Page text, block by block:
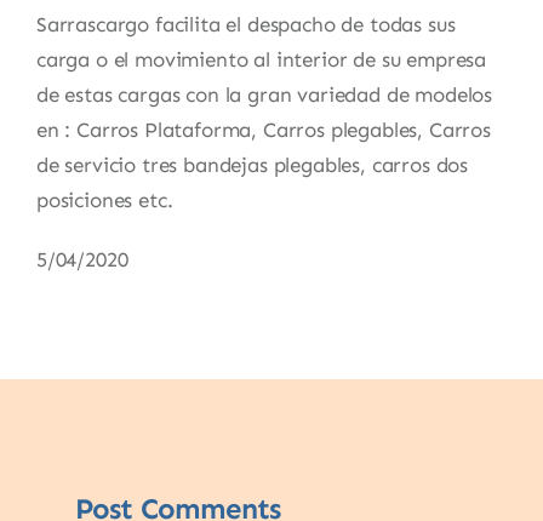
Sarrascargo facilita el despacho de todas sus
carga o el movimiento al interior de su empresa
de estas cargas con la gran variedad de modelos
en : Carros Plataforma, Carros plegables, Carros
de servicio tres bandejas plegables, carros dos
posiciones etc.
5/04/2020
Post Comments